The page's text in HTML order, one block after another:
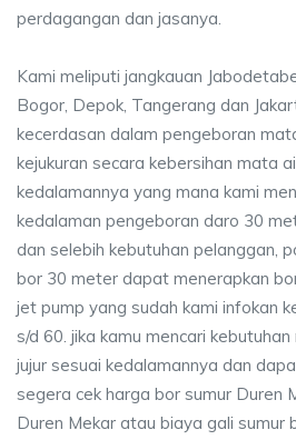
perdagangan dan jasanya.
Kami meliputi jangkauan
Bogor, Depok, Tangerang dan
kecerdasan dalam pengeboran
kejukuran secara kebersihan mata
kedalamannya yang mana kami
kedalaman pengeboran daro 30
dan selebih kebutuhan pelanggan,
bor 30 meter dapat menerapkan
jet pump yang sudah kami infokan
s/d 60. jika kamu mencari
jujur sesuai kedalamannya dan
segera cek harga bor sumur Duren
Duren Mekar atau biaya gali sumur